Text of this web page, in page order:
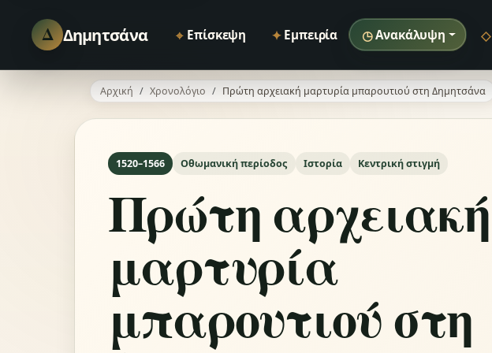
Δ Δημητσάνα ⌖ Επίσκεψη ✦ Εμπειρία ◷Ανακάλυψη ◇
Αρχική Χρονολόγιο Πρώτη αρχειακή μαρτυρία μπαρουτιού στη Δημητσάνα
1520–1566 Οθωμανική περίοδος Ιστορία Κεντρική στιγμή
Πρώτη αρχειακή
μαρτυρία
μπαρουτιού στη